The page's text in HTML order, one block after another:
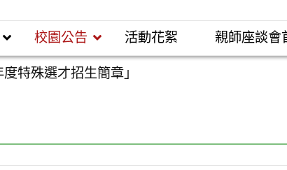
校園公告 活動花絮 親師座談會
特殊選才招生簡章」